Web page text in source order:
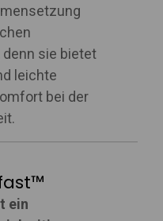
sie bietet
leichte
bei der
ein